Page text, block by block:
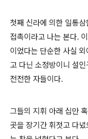
첫째 신라에 의한 일통
접촉이라고 나는 본다.
이었다는 단순한 사실
고 다닌 소정방이니 설
전전한 자들이다.
그들의 지휘 아래 십만
곳을 장기간 휘젓고 다